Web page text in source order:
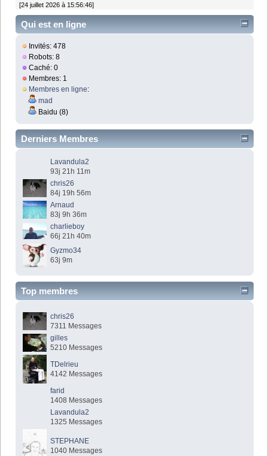
[24 juillet 2026 à 15:56:46]
Qui est en ligne
Invités: 478
Robots: 8
Caché: 0
Membres: 1
Membres en ligne:
mad
Baidu (8)
Derniers Membres
Lavandula2
93j 21h 11m
chris26
84j 19h 56m
Arnaud
83j 9h 36m
charlieboy
66j 21h 40m
Gyzmo34
63j 9m
Top membres
chris26
7311 Messages
gilles
5210 Messages
TDelrieu
4142 Messages
farid
1408 Messages
Lavandula2
1325 Messages
STEPHANE
1040 Messages